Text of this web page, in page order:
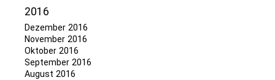
2016
Dezember 2016
November 2016
Oktober 2016
September 2016
August 2016